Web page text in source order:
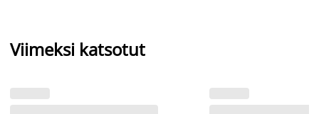
Viimeksi katsotut